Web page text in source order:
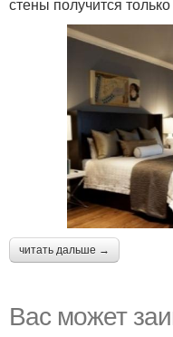
читать дальше →
Вас может